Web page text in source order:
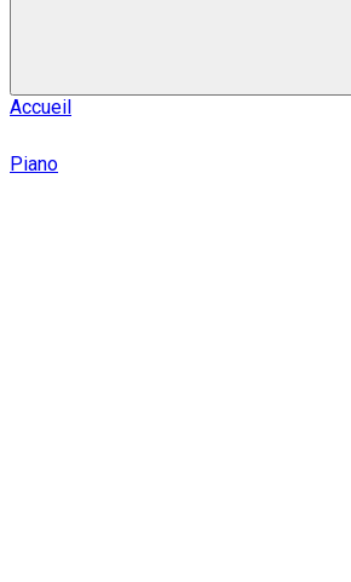
Accueil
Piano